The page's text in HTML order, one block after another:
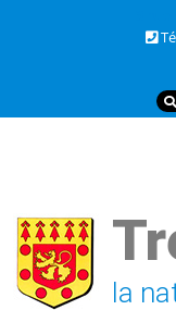
la